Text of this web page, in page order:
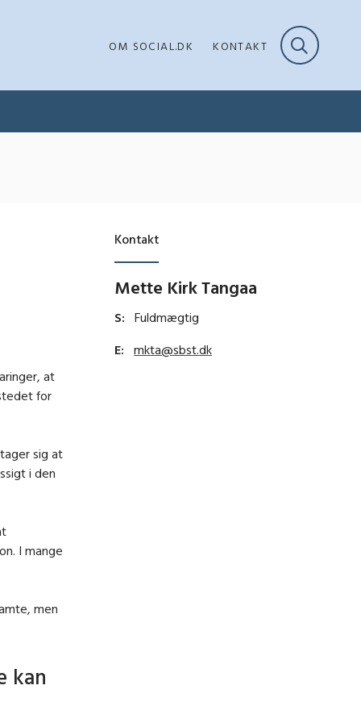
OM SOCIAL.DK KONTAKT
at
for
sig at
i den
I mange
men
kan
Kontakt
Mette Kirk Tangaa
S:
Fuldmægtig
E:
mkta@sbst.dk